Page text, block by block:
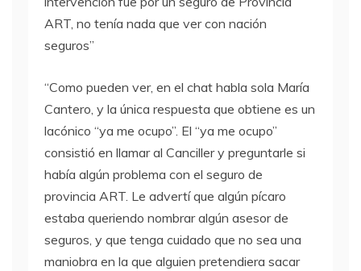
ART, no tenía nada que ver con nación
seguros”
“Como pueden ver, en el chat habla sola María
Cantero, y la única respuesta que obtiene es un
lacónico “ya me ocupo”. El “ya me ocupo”
consistió en llamar al Canciller y preguntarle si
había algún problema con el seguro de
provincia ART. Le advertí que algún pícaro
estaba queriendo nombrar algún asesor de
seguros, y que tenga cuidado que no sea una
maniobra en la que alguien pretendiera sacar